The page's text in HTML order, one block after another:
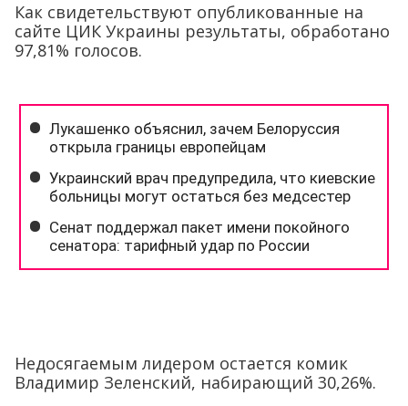
Как свидетельствуют опубликованные на
сайте ЦИК Украины результаты, обработано
97,81% голосов.
Недосягаемым лидером остается комик
Владимир Зеленский, набирающий 30,26%.